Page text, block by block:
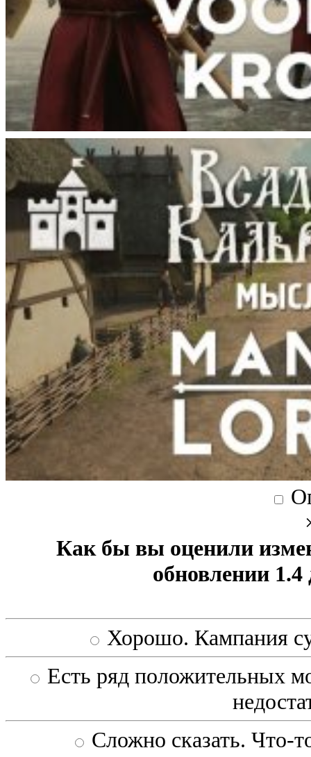
Как бы вы оценили
обновлении
Хорошо. Кампания
Есть ряд положительных
Сложно сказать. Что-